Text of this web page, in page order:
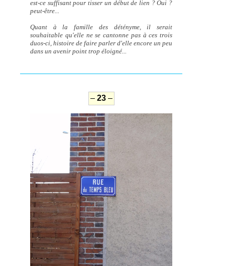
est-ce suffisant pour tisser un début de lien ? Oui ?
peut-être...
Quant à la famille des détényme, il serait
souhaitable qu'elle ne se cantonne pas à ces trois
duos-ci, histoire de faire parler d'elle encore un peu
dans un avenir point trop éloigné...
– 23–